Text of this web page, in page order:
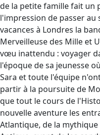
de la petite famille fait un
l'impression de passer au
vacances à Londres la
Merveilleuse des Mille et
vœu inattendu : voyager
l'époque de sa jeunesse
Sara et toute l'équipe
partir à la poursuite de
que tout le cours de
nouvelle aventure les
Atlantique, de la